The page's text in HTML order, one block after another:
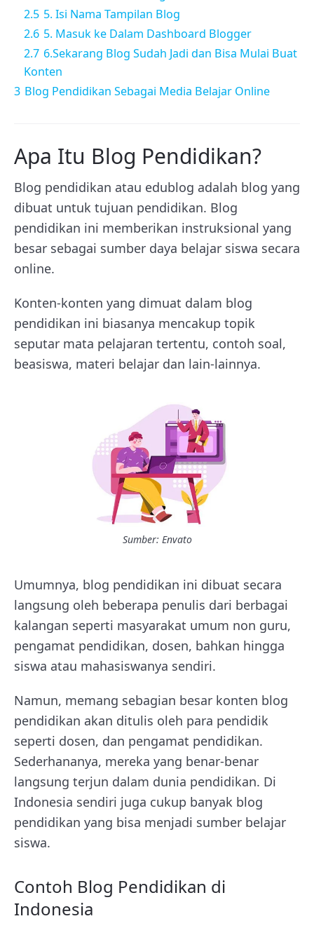
2.5 5. Isi Nama Tampilan Blog
2.6 5. Masuk ke Dalam Dashboard Blogger
2.7 6.Sekarang Blog Sudah Jadi dan Bisa Mulai Buat
Konten
3 Blog Pendidikan Sebagai Media Belajar Online
Apa Itu Blog Pendidikan?
Blog pendidikan atau edublog adalah blog yang
dibuat untuk tujuan pendidikan. Blog
pendidikan ini memberikan instruksional yang
besar sebagai sumber daya belajar siswa secara
online.
Konten-konten yang dimuat dalam blog
pendidikan ini biasanya mencakup topik
seputar mata pelajaran tertentu, contoh soal,
beasiswa, materi belajar dan lain-lainnya.
Sumber: Envato
Umumnya, blog pendidikan ini dibuat secara
langsung oleh beberapa penulis dari berbagai
kalangan seperti masyarakat umum non guru,
pengamat pendidikan, dosen, bahkan hingga
siswa atau mahasiswanya sendiri.
Namun, memang sebagian besar konten blog
pendidikan akan ditulis oleh para pendidik
seperti dosen, dan pengamat pendidikan.
Sederhananya, mereka yang benar-benar
langsung terjun dalam dunia pendidikan. Di
Indonesia sendiri juga cukup banyak blog
pendidikan yang bisa menjadi sumber belajar
siswa.
Contoh Blog Pendidikan di
Indonesia